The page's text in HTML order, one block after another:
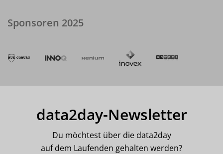
Sponsoren 2025
data2day-Newsletter
Du möchtest über die data2day
auf dem Laufenden gehalten werden?